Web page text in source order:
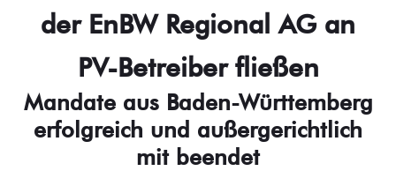
der EnBW Regional AG an
PV-Betreiber fließen
Mandate aus Baden-Württemberg
erfolgreich und außergerichtlich
mit beendet